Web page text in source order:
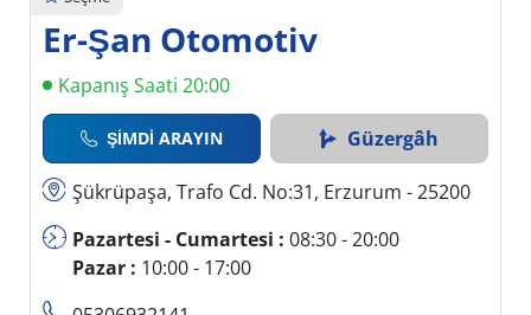
Er-Şan Otomotiv
Kapanış Saati 20:00
ŞIMDI ARAYIN Güzergâh
Şükrüpaşa, Trafo Cd. No:31, Erzurum - 25200
Pazartesi - Cumartesi : 08:30 - 20:00
Pazar : 10:00 - 17:00